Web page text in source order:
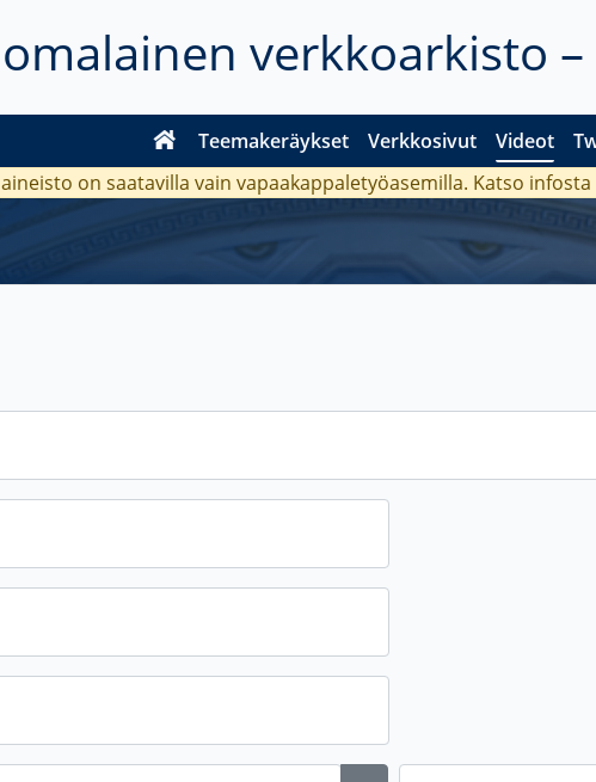
verkkoarkisto
Teemakeräykset Verkkosivut Videot
on saatavilla vain vapaakappaletyöasemilla. Katso infosta